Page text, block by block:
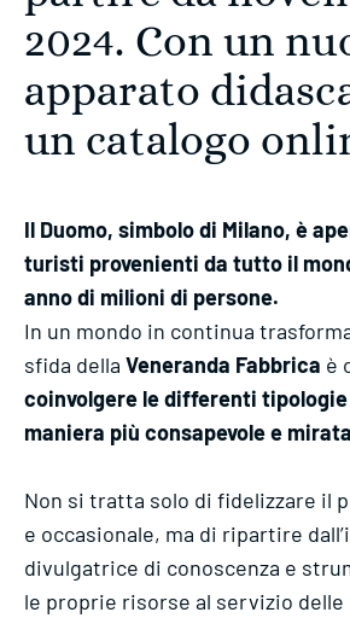
2024. Con un
apparato
un catalogo
Il Duomo, simbolo di Milano, è
turisti provenienti da tutto il
anno di milioni di persone.
In un mondo in continua
sfida della Veneranda Fabbrica è
coinvolgere le differenti
maniera più consapevole e mirata
Non si tratta solo di fidelizzare il
e occasionale, ma di ripartire
divulgatrice di conoscenza e
le proprie risorse al servizio delle